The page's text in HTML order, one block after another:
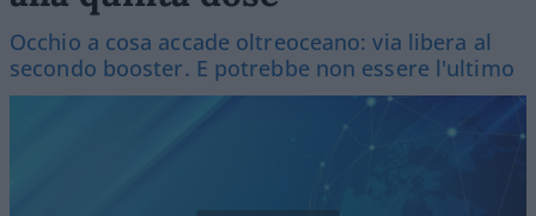
Occhio a cosa accade oltreoceano: via libera al
secondo booster. E potrebbe non essere l'ultimo